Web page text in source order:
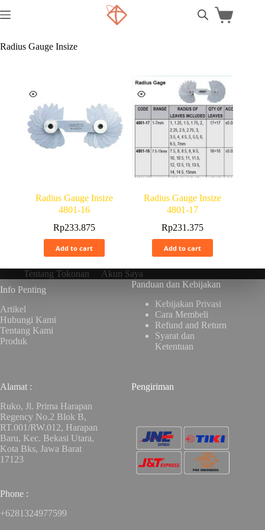
Radius Gauge Insize
Radius Gauge Insize
4801-16
Rp233.875
Add to cart
Radius Gauge Insize
4801-17
Rp231.375
Add to cart
Tentang Tokonan
Akun Saya
Info Penting
Artikel
Hubungi Kami
Tentang Kami
Produk
Panduan dan Kebijakan
Kebijakan Privasi
Cara Membeli
Refund and Return
Syarat dan
Ketentuan
Alamat :
Ruko, Jl. Prima Harapan
Regency No.2 Blok B,
RT.001/RW.012, Harapan
Baru, Kec. Bekasi Utara,
Kota Bks, Jawa Barat
17123
Phone :
+6281324977599
Pengiriman